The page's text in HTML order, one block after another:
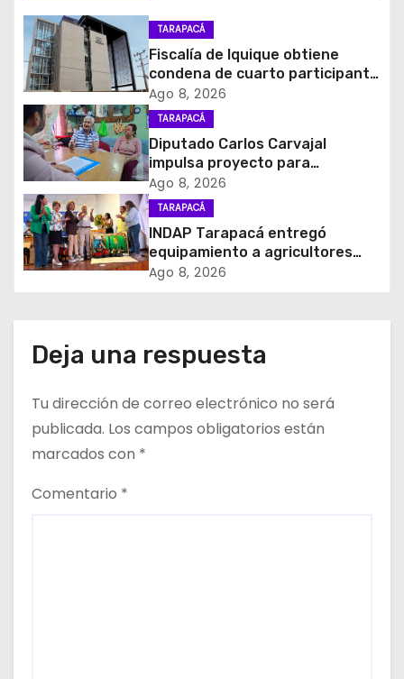
c
i
ó
n
d
e
e
r
a
d
TARAPACÁ
Fiscalía de Iquique obtiene
condena de cuarto participante
en violento asalto a
comerciante
Ago 8, 2026
TARAPACÁ
Diputado Carlos Carvajal
impulsa proyecto para
homenajear en vida al campeón
mundial Raúl Choque
Ago 8, 2026
TARAPACÁ
INDAP Tarapacá entregó
equipamiento a agricultores
para prevenir la mosca de la
Ago 8, 2026
Deja una respuesta
Tu dirección de correo electrónico no será
publicada. Los campos obligatorios están
marcados con *
Comentario *